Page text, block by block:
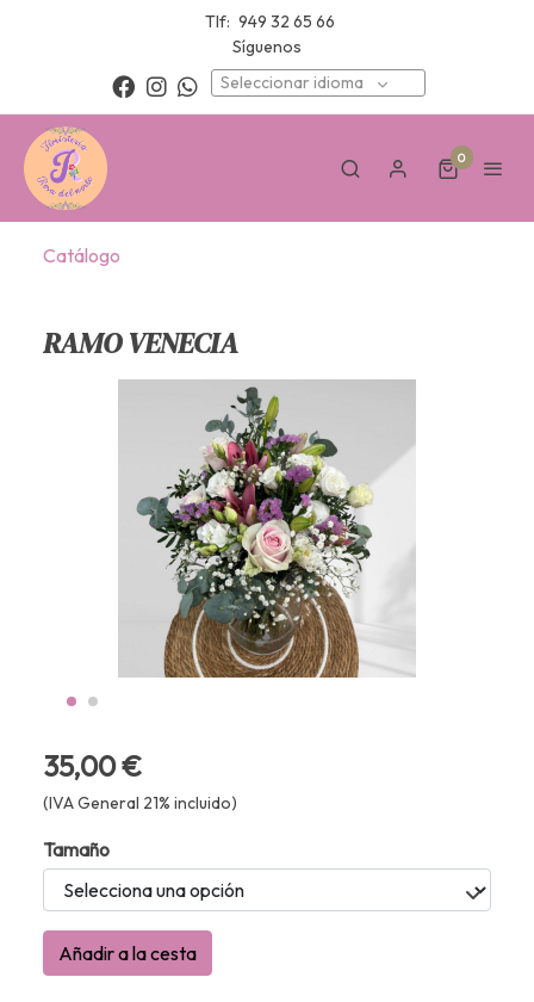
Tlf: 949 32 65 66
Síguenos
Seleccionar idioma
0
Catálogo
RAMO VENECIA
35,00 €
(IVA General 21% incluido)
Tamaño
Añadir a la cesta